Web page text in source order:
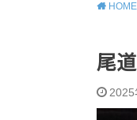
HOME
尾
2025